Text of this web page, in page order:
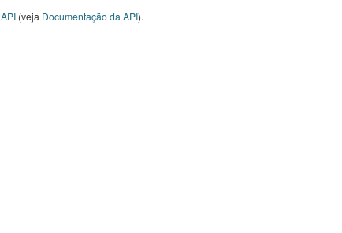
API(veja Documentação da API).